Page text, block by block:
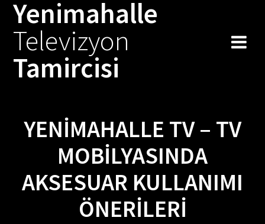
Skip
to
Yenimahalle
Televizyon
Tamircisi
YENIMAHALLE TV – TV
MOBILYASINDA
AKSESUAR KULLANIMI
ÖNERILERI